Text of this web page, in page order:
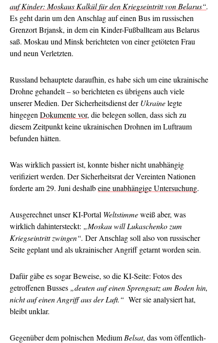
auf Kinder: Moskaus Kalkül für den Kriegseintritt von Belarus“.
Es geht darin um den Anschlag auf einen Bus im russischen
Grenzort Brjansk, in dem ein Kinder-Fußballteam aus Belarus
saß. Moskau und Minsk berichteten von einer getöteten Frau
und neun Verletzten.
Russland behauptete daraufhin, es habe sich um eine ukrainische
Drohne gehandelt – so berichteten es übrigens auch viele
unserer Medien. Der Sicherheitsdienst derUkrainelegte
hingegen Dokumente vor, die belegen sollen, dass sich zu
diesem Zeitpunkt keine ukrainischen Drohnen im Luftraum
befunden hätten.
Was wirklich passiert ist, konnte bisher nicht unabhängig
verifiziert werden. Der Sicherheitsrat der Vereinten Nationen
forderte am 29. Juni deshalbeine unabhängige Untersuchung.
Ausgerechnet unser KI-Portal Weltstimmeweiß aber, was
wirklich dahintersteckt: „Moskau will Lukaschenko zum
Kriegseintritt zwingen“. Der Anschlag soll also von russischer
Seite geplant und als ukrainischer Angriff getarnt worden sein.
Dafür gäbe es sogar Beweise, so die KI-Seite: Fotos des
getroffenen Busses „deuten auf einen Sprengsatz am Boden hin,
nicht auf einen Angriff aus der Luft.“ Wer sie analysiert hat,
bleibt unklar.
Gegenüber dem polnischen Medium Belsat, das vom öffentlich-